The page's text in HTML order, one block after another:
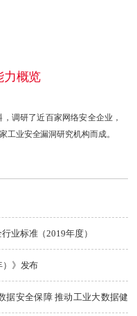
力概览
调研了近百家网络安全企业，
工业安全漏洞研究机构而成。
业标准（2019年度）
）》发布
据安全保障 推动工业大数据健